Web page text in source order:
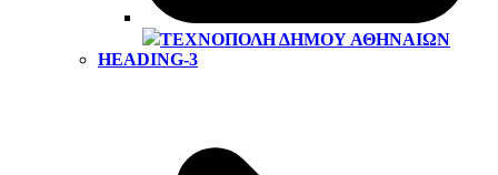
ΤΕΧΝΌΠΟΛΗ ΔΉΜΟΥ ΑΘΗΝΑΊΩΝ
HEADING-3